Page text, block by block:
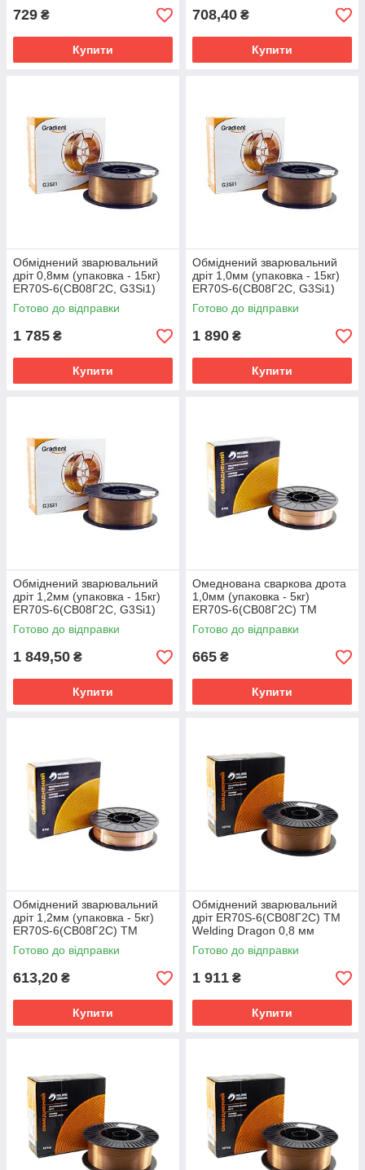
729 ₴
Купити
708,40 ₴
Купити
Обміднений зварювальний
дріт 0,8мм (упаковка - 15кг)
ER70S-6(СВ08Г2С, G3Si1)
TM Gradient
Готово до відправки
1 785 ₴
Купити
Обміднений зварювальний
дріт 1,0мм (упаковка - 15кг)
ER70S-6(СВ08Г2С, G3Si1)
TM Gradient
Готово до відправки
1 890 ₴
Купити
Обміднений зварювальний
дріт 1,2мм (упаковка - 15кг)
ER70S-6(СВ08Г2С, G3Si1)
TM Gradient
Готово до відправки
1 849,50 ₴
Купити
Омеднована сваркова дрота
1,0мм (упаковка - 5кг)
ER70S-6(СВ08Г2С) TM
Welding Dragon
Готово до відправки
665 ₴
Купити
Обміднений зварювальний
дріт 1,2мм (упаковка - 5кг)
ER70S-6(СВ08Г2С) TM
Welding Dragon
Готово до відправки
613,20 ₴
Купити
Обміднений зварювальний
дріт ER70S-6(СВ08Г2С) TM
Welding Dragon 0,8 мм
(упаковка - 15 кг)
Готово до відправки
1 911 ₴
Купити